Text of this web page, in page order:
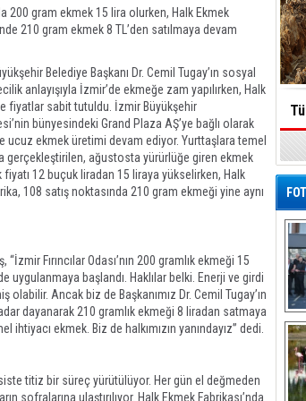
200 gram ekmek 15 lira olurken, Halk Ekmek
210 gram ekmek 8 TL’den satılmaya devam
Belediye Başkanı Dr. Cemil Tugay’ın sosyal
anlayışıyla İzmir’de ekmeğe zam yapılırken, Halk
fiyatlar sabit tutuldu. İzmir Büyükşehir
bünyesindeki Grand Plaza AŞ’ye bağlı olarak
ucuz ekmek üretimi devam ediyor. Yurttaşlara temel
gerçekleştirilen, ağustosta yürürlüğe giren ekmek
12 buçuk liradan 15 liraya yükselirken, Halk
108 satış noktasında 210 gram ekmeği yine aynı
Fırıncılar Odası’nın 200 gramlık ekmeği 15
uygulanmaya başlandı. Haklılar belki. Enerji ve girdi
olabilir. Ancak biz de Başkanımız Dr. Cemil Tugay’ın
dayanarak 210 gramlık ekmeği 8 liradan satmaya
ekmek. Biz de halkımızın yanındayız” dedi.
titiz bir süreç yürütülüyor. Her gün el değmeden
sofralarına ulaştırılıyor. Halk Ekmek Fabrikası’nda